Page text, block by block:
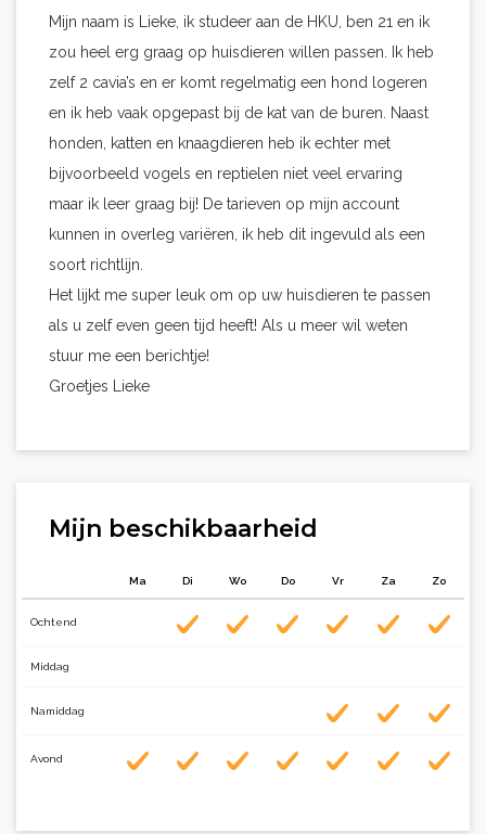
Mijn naam is Lieke, ik studeer aan de HKU, ben 21 en ik
zou heel erg graag op huisdieren willen passen. Ik heb
zelf 2 cavia’s en er komt regelmatig een hond logeren
en ik heb vaak opgepast bij de kat van de buren. Naast
honden, katten en knaagdieren heb ik echter met
bijvoorbeeld vogels en reptielen niet veel ervaring
maar ik leer graag bij! De tarieven op mijn account
kunnen in overleg variëren, ik heb dit ingevuld als een
soort richtlijn.
Het lijkt me super leuk om op uw huisdieren te passen
als u zelf even geen tijd heeft! Als u meer wil weten
stuur me een berichtje!
Groetjes Lieke
Mijn beschikbaarheid
Ma Di Wo Do Vr Za Zo
Ochtend
Middag
Namiddag
Avond